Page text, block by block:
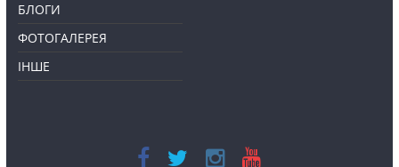
БЛОГИ
ФОТОГАЛЕРЕЯ
ІНШЕ